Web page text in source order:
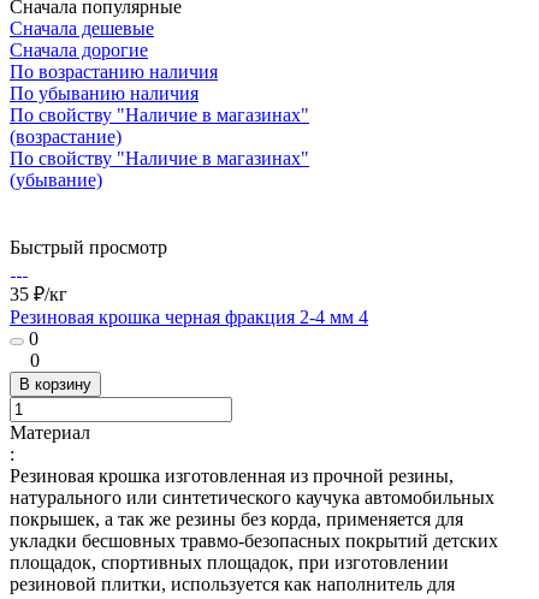
Сначала популярные
Сначала дешевые
Сначала дорогие
По возрастанию наличия
По убыванию наличия
По свойству "Наличие в магазинах"
(возрастание)
По свойству "Наличие в магазинах"
(убывание)
Быстрый просмотр
35 ₽/кг
Резиновая крошка черная фракция 2-4 мм 4
0
0
В корзину
Материал
:
Резиновая крошка изготовленная из прочной резины,
натурального или синтетического каучука автомобильных
покрышек, а так же резины без корда, применяется для
укладки бесшовных травмо-безопасных покрытий детских
площадок, спортивных площадок, при изготовлении
резиновой плитки, используется как наполнитель для